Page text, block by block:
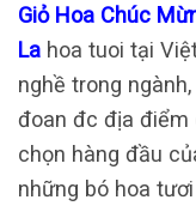
Giỏ Hoa Chúc
La hoa tuoi tại
nghề trong
đoan đc địa điểm
chọn hàng đầu
những bó hoa